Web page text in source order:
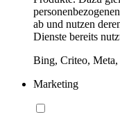
ab und nutzen
Dienste bereits
Bing, Criteo,
Marketing